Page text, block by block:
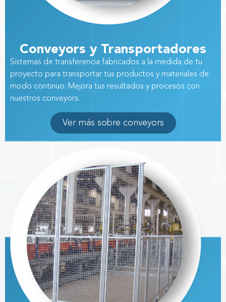
Conveyors y Transportadores
Sistemas de transferencia fabricados a la medida de tu
proyecto para transportar tus productos y materiales de
modo continuo. Mejora tus resultados y procesos con
nuestros conveyors.
Ver más sobre conveyors